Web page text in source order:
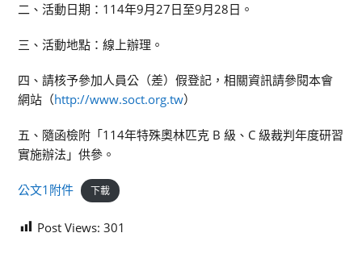
二、活動日期：114年9月27日至9月28日。
三、活動地點：線上辦理。
四、請核予參加人員公（差）假登記，相關資訊請參閱本會
網站（http://www.soct.org.tw）
五、隨函檢附「114年特殊奧林匹克 B 級、C 級裁判年度研習
實施辦法」供參。
公文1附件 下載
Post Views: 301